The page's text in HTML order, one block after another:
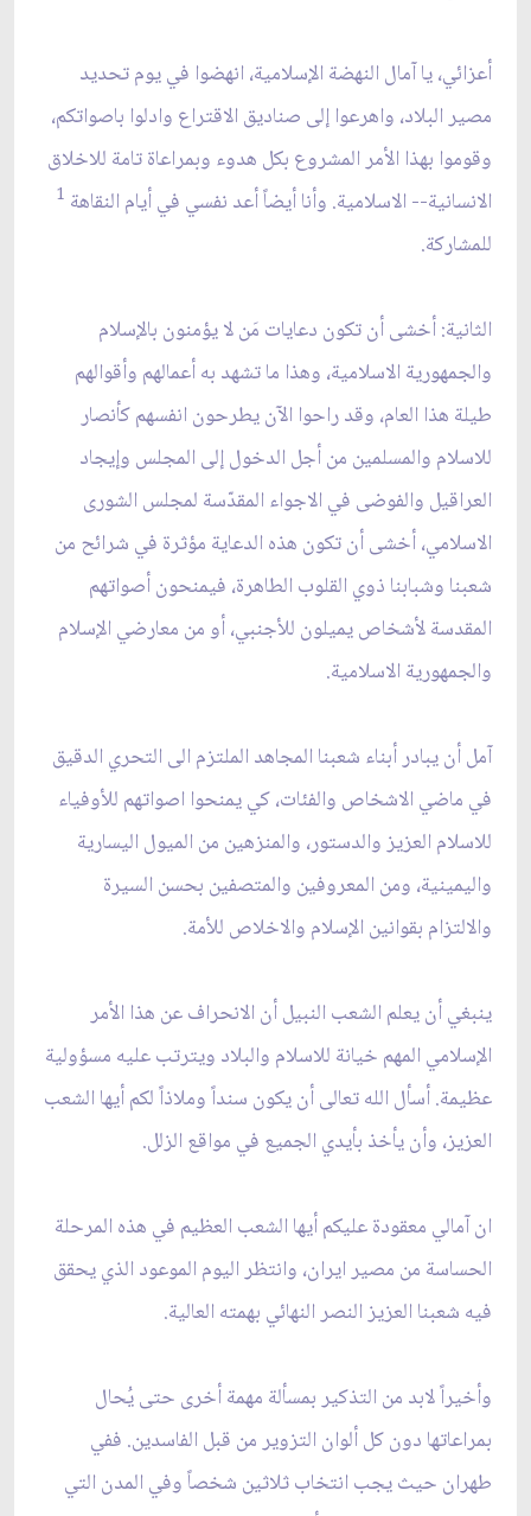
أعزائي، يا آمال النهضة الإسلامية، انهضوا في يوم تحديد
مصير البلاد، واهرعوا إلى صناديق الاقتراع وادلوا باصواتكم،
وقوموا بهذا الأمر المشروع بكل هدوء وبمراعاة تامة للاخلاق
الانسانية-- الاسلامية. وأنا أيضاً أعد نفسي في أيام النقاهة 1
للمشاركة.
الثانية: أخشى أن تكون دعايات مَن لا يؤمنون بالإسلام
والجمهورية الاسلامية، وهذا ما تشهد به أعمالهم وأقوالهم
طيلة هذا العام، وقد راحوا الآن يطرحون انفسهم كأنصار
للاسلام والمسلمين من أجل الدخول إلى المجلس وإيجاد
العراقيل والفوضى في الاجواء المقدّسة لمجلس الشورى
الاسلامي، أخشى أن تكون هذه الدعاية مؤثرة في شرائح من
شعبنا وشبابنا ذوي القلوب الطاهرة، فيمنحون أصواتهم
المقدسة لأشخاص يميلون للأجنبي، أو من معارضي‏ الإسلام
والجمهورية الاسلامية.
آمل أن يبادر أبناء شعبنا المجاهد الملتزم الى التحري الدقيق
في ماضي الاشخاص والفئات، كي يمنحوا اصواتهم للأوفياء
للاسلام العزيز والدستور، والمنزهين من الميول اليسارية
واليمينية، ومن المعروفين والمتصفين بحسن السيرة
والالتزام بقوانين الإسلام والاخلاص للأمة.
ينبغي أن يعلم الشعب النبيل أن الانحراف عن هذا الأمر
الإسلامي المهم خيانة للاسلام والبلاد ويترتب عليه مسؤولية
عظيمة. أسأل الله تعالى أن يكون سنداً وملاذاً لكم أيها الشعب
العزيز، وأن يأخذ بأيدي الجميع في مواقع الزلل.
ان آمالي معقودة عليكم أيها الشعب العظيم في هذه المرحلة
الحساسة من مصير ايران، وانتظر اليوم الموعود الذي يحقق
فيه شعبنا العزيز النصر النهائي بهمته العالية.
وأخيراً لابد من التذكير بمسألة مهمة أخرى حتى يُحال
بمراعاتها دون كل ألوان التزوير من قبل الفاسدين. ففي
طهران حيث يجب انتخاب ثلاثين شخصاً وفي المدن التي